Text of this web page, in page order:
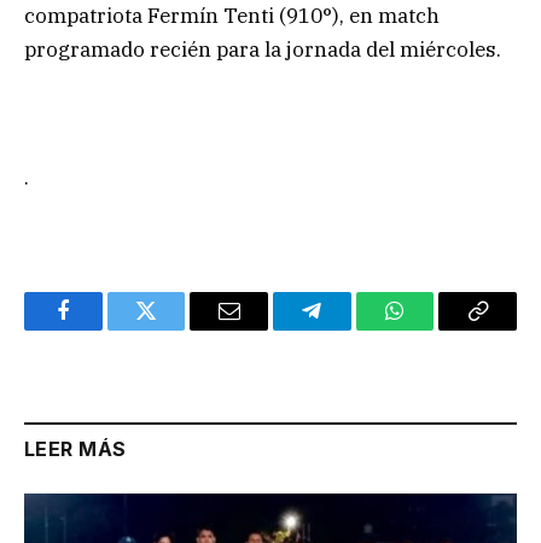
compatriota Fermín Tenti (910°), en match
programado recién para la jornada del miércoles.
.
FacebookTwitter Email TelegramWhatsAppCopy
LEER MÁS